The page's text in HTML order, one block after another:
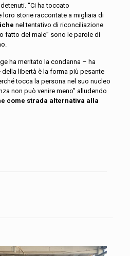
“Ci ha toccato
loro storie raccontate a migliaia di
nel tentativo di riconciliazione
fatto del male” sono le parole di
ha meritato la condanna – ha
libertà è la forma più pesante
tocca la persona nel suo nucleo
non può venire meno” alludendo
come strada alternativa alla